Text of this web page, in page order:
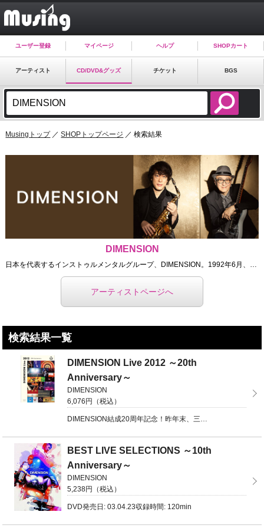
ユーザー登録 マイページ ヘルプ SHOPカート
アーティスト CD/DVD&グッズ チケット BGS
Musingトップ／SHOPトップページ ／ 検索結果
DIMENSION
日本を代表するインストゥルメンタルグループ、DIMENSION。1992年6月、アルバム「Le Ma ...
アーティストページへ
検索結果一覧
DIMENSION Live 2012 ～20th
Anniversary～
DIMENSION
6,076円（税込）
DIMENSION結成20周年記念！昨年末、三井ホールで行われた、集大成LIVE DVD2枚組！完全 ...
BEST LIVE SELECTIONS ～10th
Anniversary～
DIMENSION
5,238円（税込）
DVD発売日: 03.04.23収録時間: 120min